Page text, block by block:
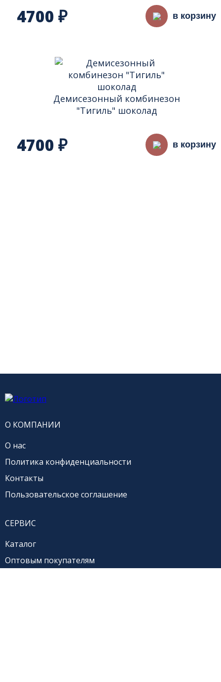
4700 ₽ в корзину
Демисезонный комбинезон
"Тигиль" шоколад
4700 ₽ в корзину
О КОМПАНИИ
О нас
Политика конфиденциальности
Контакты
Пользовательское соглашение
СЕРВИС
Каталог
Оптовым покупателям